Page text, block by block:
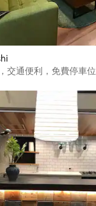
交通便利，免費停車位